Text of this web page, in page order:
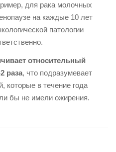
для рака молочных
на каждые 10 лет
патологии
относительный
раза, что подразумевает
которые в течение года
бы не имели ожирения.